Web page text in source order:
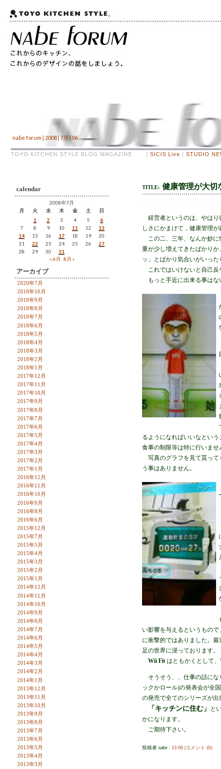
nabe forum | 2008 | 7月 | 06
TOYO KITCHEN STYLE BLOG MAGAZINE | SICIS Live | STUDIO
calendar
2008年7月
月
火 水 木 金 土
日
1
2 3 4 5
6
7
8 9 10 11 12
13
14
15 16 17 18 19
20
21
22 23 24 25 26
27
28
29 30
31
« 6月
8月 »
アーカイブ
2020年7月
2018年10月
2018年9月
2018年8月
2018年7月
2018年6月
2018年5月
2018年4月
2018年3月
2018年2月
2018年1月
2017年12月
2017年11月
2017年10月
2017年9月
2017年8月
2017年7月
2017年6月
2017年5月
2017年4月
2017年3月
2017年2月
2017年1月
2016年12月
2016年11月
2016年10月
2016年9月
2016年8月
2016年6月
2015年12月
2015年7月
2015年5月
2015年4月
2015年3月
2015年2月
2015年1月
2014年12月
2014年11月
2014年10月
2014年9月
2014年8月
2014年7月
2014年6月
2014年5月
2014年4月
2014年3月
2014年2月
2014年1月
2013年12月
2013年11月
2013年10月
2013年9月
2013年8月
2013年7月
2013年6月
2013年5月
2013年4月
2013年3月
TITLE: 健康管理が大切
経営者というのは、やはり
しさにかまけて，健康管理
この二、三年、なんか妙に
重が少し増えてきたばかり
ッ」とばかり気合いがいった
これではいけないと自己反
もっと手近に出来る事は
るようになればいいなとい
食事の制限等は特に行いま
写真のグラフを見て貰って
う事はありません。
い影響を与えるというもの
に衝撃的ではありました。
足の世界に浸っております。
Wii Fit はともかくとして
そうそう、、仕事の話にな
ックかロール)の発表会が全
の発売で全てのシリーズが出
「キッチンに住む」
と
かになります。
ご期待下さい。
投稿者 nabe : 13:08 |コメント (0)